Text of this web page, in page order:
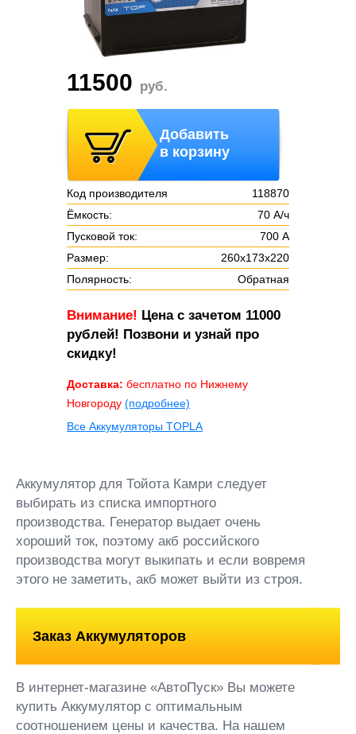
11500 руб.
Добавить
в корзину
Код производителя
118870
Ёмкость:
70 А/ч
Пусковой ток:
700 А
Размер:
260х173х220
Полярность:
Обратная
Внимание! Цена с зачетом 11000
рублей! Позвони и узнай про
скидку!
Доставка: бесплатно по Нижнему
Новгороду (подробнее)
Все Аккумуляторы TOPLA
Аккумулятор для Тойота Камри следует
выбирать из списка импортного
производства. Генератор выдает очень
хороший ток, поэтому акб российского
производства могут выкипать и если вовремя
этого не заметить, акб может выйти из строя.
Заказ Аккумуляторов
В интернет-магазине «АвтоПуск» Вы можете
купить Аккумулятор с оптимальным
соотношением цены и качества. На нашем